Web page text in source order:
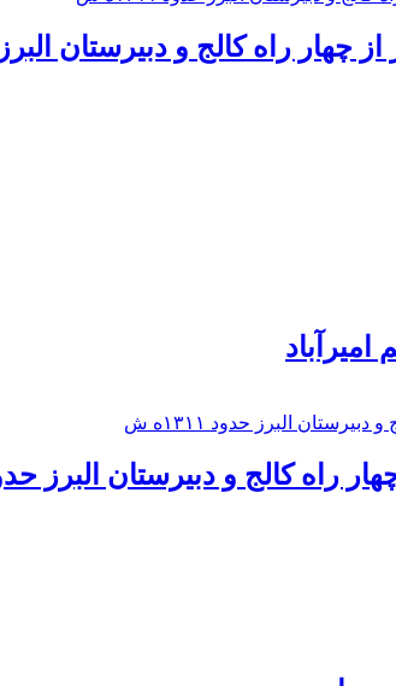
راه كالج و دبيرستان البرز حدود
كالج و دبيرستان البرز حدود